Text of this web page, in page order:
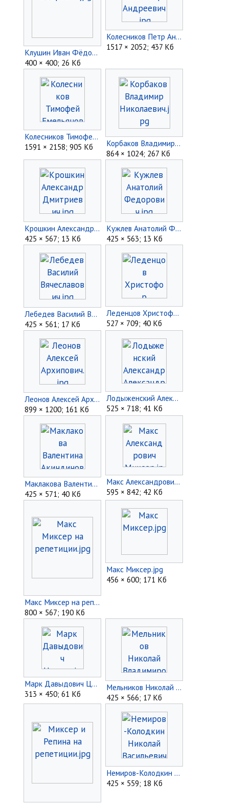
Клушин Иван Фёдорович.jpg
400 × 400; 26 Кб
Колесников Петр Андреевич.jpg
1517 × 2052; 437 Кб
Колесников Тимофей Емельянович.jpg
1591 × 2158; 905 Кб
Корбаков Владимир Николаевич.jpg
864 × 1024; 267 Кб
Крошкин Александр Дмитриевич.jpg
425 × 567; 13 Кб
Кужлев Анатолий Федорович.jpg
425 × 563; 13 Кб
Лебедев Василий Вячеславович.jpg
425 × 561; 17 Кб
Леденцов Христофор Семёнович.jpg
527 × 709; 40 Кб
Леонов Алексей Архипович.jpg
899 × 1200; 161 Кб
Лодыженский Александр Александрович.jpg
525 × 718; 41 Кб
Маклакова Валентина Акиндиновна.jpg
425 × 571; 40 Кб
Макс Александрович Миксер.jpg
595 × 842; 42 Кб
Макс Миксер на репетиции.jpg
800 × 567; 190 Кб
Макс Миксер.jpg
456 × 600; 171 Кб
Марк Давыдович Цыпкус.jpg
313 × 450; 61 Кб
Мельников Николай Владимирович.jpg
425 × 566; 17 Кб
Немиров-Колодкин Николай Васильевич.jpg
425 × 559; 18 Кб